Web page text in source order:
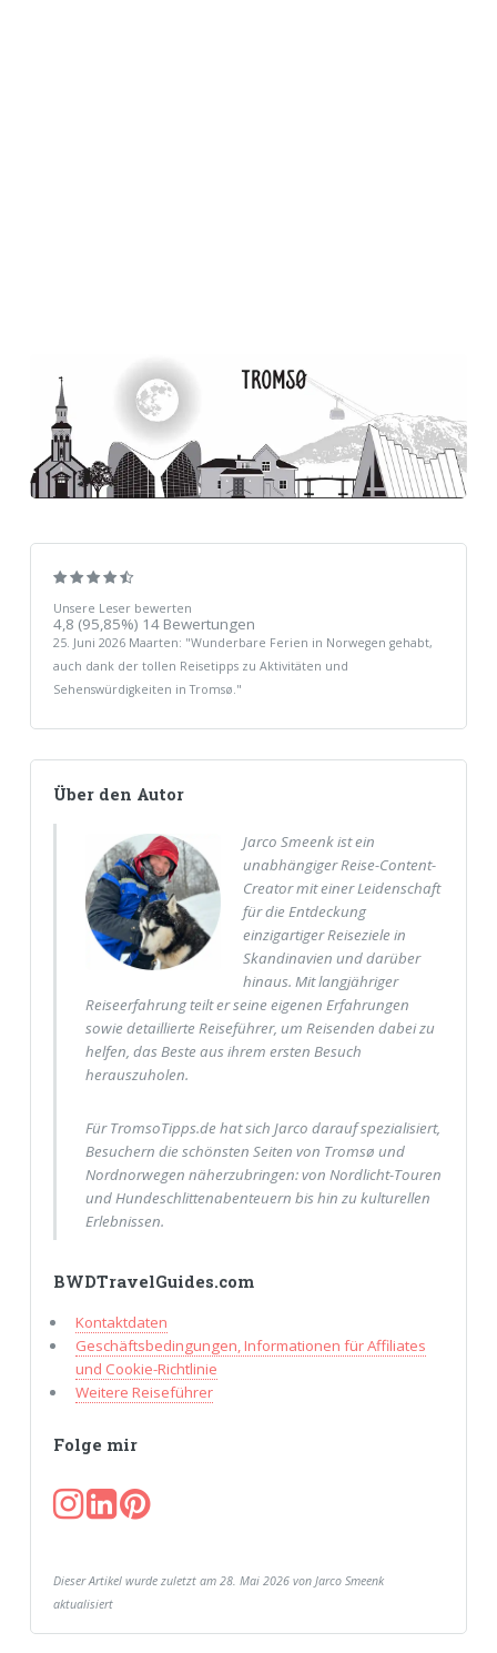
Unsere Leser bewerten
4,8 (95,85%) 14Bewertungen
25. Juni 2026 Maarten: "Wunderbare Ferien in Norwegen gehabt,
auch dank der tollen Reisetipps zu Aktivitäten und
Sehenswürdigkeiten in Tromsø."
Über den Autor
Jarco Smeenk ist ein
unabhängiger Reise-Content-
Creator mit einer Leidenschaft
für die Entdeckung
einzigartiger Reiseziele in
Skandinavien und darüber
hinaus. Mit langjähriger
Reiseerfahrung teilt er seine eigenen Erfahrungen
sowie detaillierte Reiseführer, um Reisenden dabei zu
helfen, das Beste aus ihrem ersten Besuch
herauszuholen.
Für TromsoTipps.de hat sich Jarco darauf spezialisiert,
Besuchern die schönsten Seiten von Tromsø und
Nordnorwegen näherzubringen: von Nordlicht-Touren
und Hundeschlittenabenteuern bis hin zu kulturellen
Erlebnissen.
BWDTravelGuides.com
Kontaktdaten
Geschäftsbedingungen, Informationen für Affiliates
und Cookie-Richtlinie
Weitere Reiseführer
Folge mir
Dieser Artikel wurde zuletzt am 28. Mai 2026 von Jarco Smeenk
aktualisiert